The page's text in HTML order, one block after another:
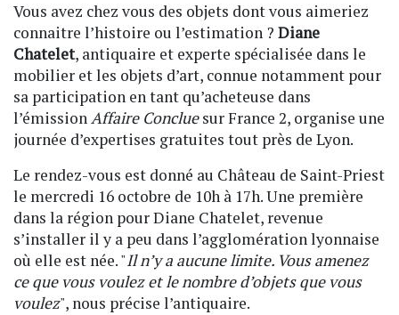
Vous avez chez vous des objets dont vous aimeriez
connaitre l’histoire ou l’estimation ? Diane
Chatelet, antiquaire et experte spécialisée dans le
mobilier et les objets d’art, connue notamment pour
sa participation en tant qu’acheteuse dans
l’émissionAffaire Concluesur France 2, organise une
journée d’expertises gratuites tout près de Lyon.
Le rendez-vous est donné au Château de Saint-Priest
le mercredi 16 octobre de 10h à 17h. Une première
dans la région pour Diane Chatelet, revenue
s’installer il y a peu dans l’agglomération lyonnaise
où elle est née. "Il n’y a aucune limite. Vous amenez
ce que vous voulez et le nombre d’objets que vous
voulez", nous précise l’antiquaire.